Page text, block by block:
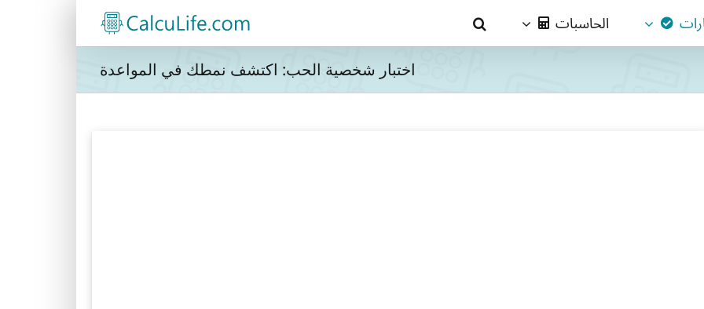
الحاسبات
اختبار شخصية الحب: اكتشف نمطك في المواعدة